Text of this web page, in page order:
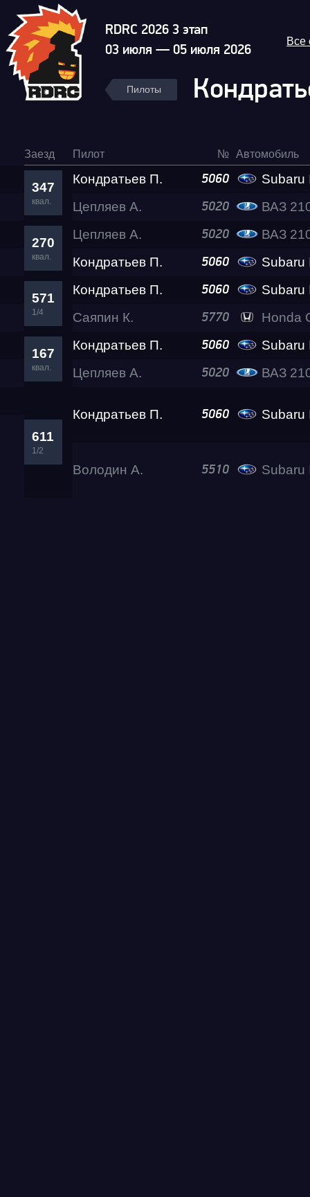
RDRC 2026 3 этап
03 июля — 05 июля 2026
Все
Пилоты
Заезд Пилот № Автомобиль
347
квал.
Кондратьев П. 5060
Subaru
Цепляев А.
5020 ВАЗ
270
квал.
Цепляев А. 5020
ВАЗ
Кондратьев П.
5060 Subaru
571
1/4
Кондратьев П. 5060
Subaru
Саяпин К.
5770 Honda
167
квал.
Кондратьев П. 5060
Subaru
Цепляев А.
5020 ВАЗ
611
1/2
Кондратьев П. 5060 Subaru
Володин А. 5510 Subaru Impreza